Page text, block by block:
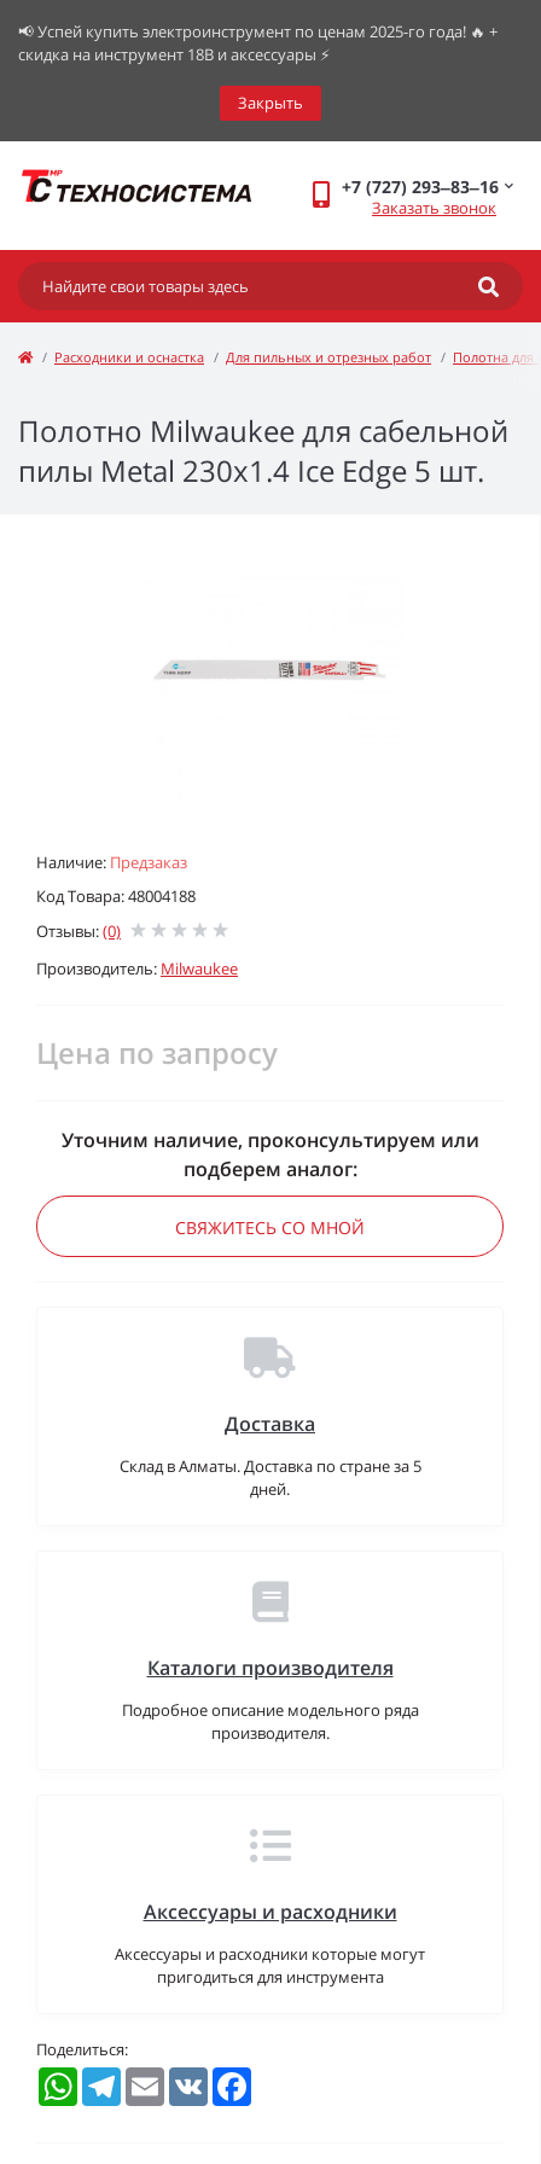
📢 Успей купить электроинструмент по ценам 2025-го года! 🔥 +
скидка на инструмент 18В и аксессуары ⚡️
Закрыть
+7 (727) 293‒83‒16
Заказать звонок
Расходники и оснастка Для пильных и отрезных работ Полотна для
Полотно Milwaukee для сабельной
пилы Metal 230х1.4 Ice Edge 5 шт.
Наличие: Предзаказ
Код Товара: 48004188
Отзывы:(0)
Производитель: Milwaukee
Цена по запросу
Уточним наличие, проконсультируем или
подберем аналог:
СВЯЖИТЕСЬ СО МНОЙ
Доставка
Склад в Алматы. Доставка по стране за 5
дней.
Каталоги производителя
Подробное описание модельного ряда
производителя.
Аксессуары и расходники
Аксессуары и расходники которые могут
пригодиться для инструмента
Поделиться:
WhatsAppTelegramEmail VK